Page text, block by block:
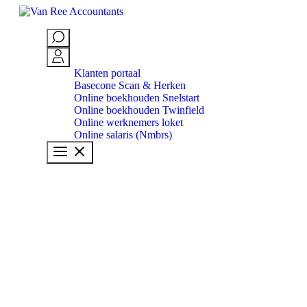
Skip to content
Klanten portaal
Basecone Scan & Herken
Online boekhouden Snelstart
Online boekhouden Twinfield
Online werknemers loket
Online salaris (Nmbrs)